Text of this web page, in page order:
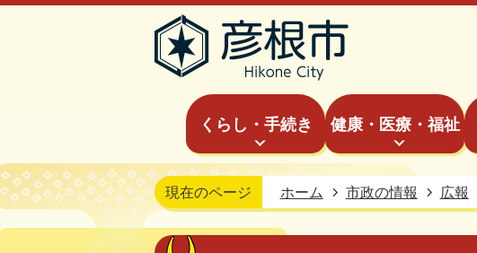
くらし・手続き 健康・医療・福祉
現在のページ ホーム 市政の情報 広報